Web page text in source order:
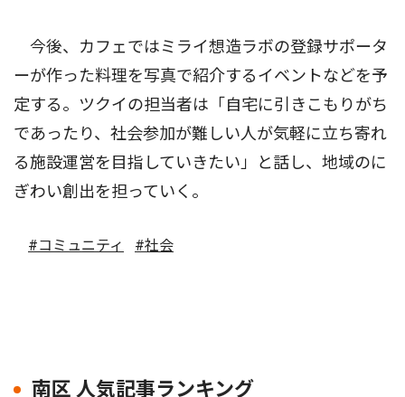
今後、カフェではミライ想造ラボの登録サポータ
ーが作った料理を写真で紹介するイベントなどを予
定する。ツクイの担当者は「自宅に引きこもりがち
であったり、社会参加が難しい人が気軽に立ち寄れ
る施設運営を目指していきたい」と話し、地域のに
ぎわい創出を担っていく。
#コミュニティ #社会
南区 人気記事ランキング